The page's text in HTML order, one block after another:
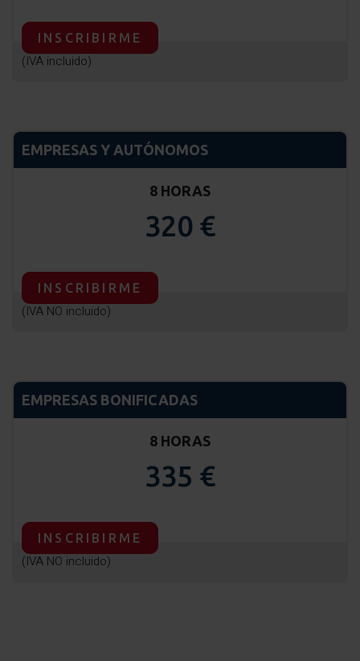
INSCRIBIRME
(IVA incluido)
EMPRESAS Y AUTÓNOMOS
8 HORAS
320 €
INSCRIBIRME
(IVA NO incluido)
EMPRESAS BONIFICADAS
8 HORAS
335 €
INSCRIBIRME
(IVA NO incluido)